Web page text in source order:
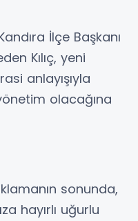
İlçe Başkanı
Kılıç, yeni
anlayışıyla
olacağına
sonunda,
hayırlı uğurlu